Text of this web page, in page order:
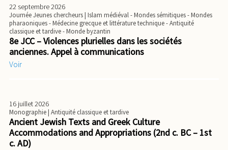
22 septembre 2026
Journée Jeunes chercheurs| Islam médiéval - Mondes sémitiques - Mondes
pharaoniques - Médecine grecque et littérature technique - Antiquité
classique et tardive - Monde byzantin
8e JCC – Violences plurielles dans les sociétés
anciennes. Appel à communications
Voir
16 juillet 2026
Monographie| Antiquité classique et tardive
Ancient Jewish Texts and Greek Culture
Accommodations and Appropriations (2nd c. BC – 1st
c. AD)